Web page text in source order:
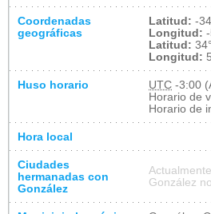
Coordenadas
geográficas
Latitud: -
Longitud:
Latitud:
Longitud:
Huso horario UTC -3:00
Horario de
Horario de
Hora local
Ciudades
hermanadas con
González
González